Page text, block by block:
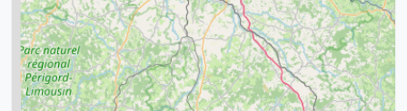
9
3
11
5
8
7